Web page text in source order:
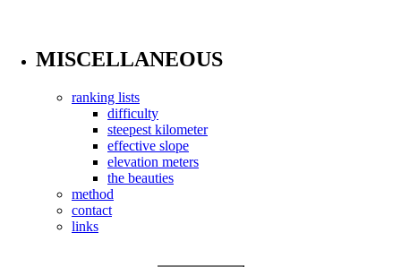
MISCELLANEOUS
ranking lists
difficulty
steepest kilometer
effective slope
elevation meters
the beauties
method
contact
links